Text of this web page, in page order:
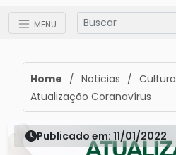
MENU
Home / Noticias / Cultura
Atualização Coranavírus
Publicado em: 11/01/2022